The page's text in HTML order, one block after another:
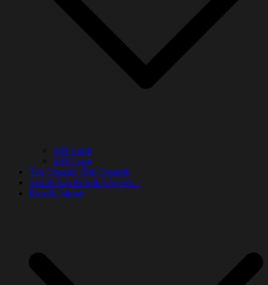
200 Gram
400 Gram
Teh Organik :Teh Organik
Teh Bunga Rosella Organik :
Rosella Merah